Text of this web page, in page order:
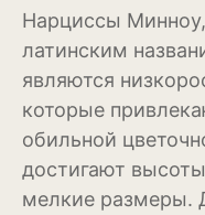
Лилейник
Лилии
Лобелия
Магнолия
Нарциссы
Нарциссы
латинским
являются
которые
обильной
достигают
мелкие размеры.